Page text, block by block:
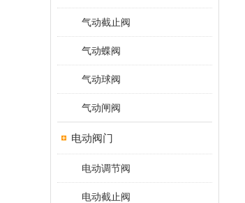
气动截止阀
气动蝶阀
气动球阀
气动闸阀
电动阀门
电动调节阀
电动截止阀